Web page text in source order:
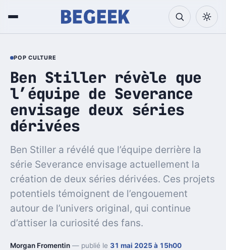
POP CULTURE
Ben Stiller révèle que
l’équipe de Severance
envisage deux séries
dérivées
Ben Stiller a révélé que l’équipe derrière la
série Severance envisage actuellement la
création de deux séries dérivées. Ces projets
potentiels témoignent de l’engouement
autour de l’univers original, qui continue
d’attiser la curiosité des fans.
Morgan Fromentin — publié le 31 mai 2025 à 15h00